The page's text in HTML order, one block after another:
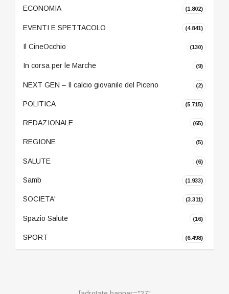
ECONOMIA (1.802)
EVENTI E SPETTACOLO (4.841)
Il CineOcchio (130)
In corsa per le Marche (9)
NEXT GEN – Il calcio giovanile del Piceno (2)
POLITICA (5.715)
REDAZIONALE (65)
REGIONE (5)
SALUTE (6)
Samb (1.933)
SOCIETA' (3.311)
Spazio Salute (16)
SPORT (6.498)